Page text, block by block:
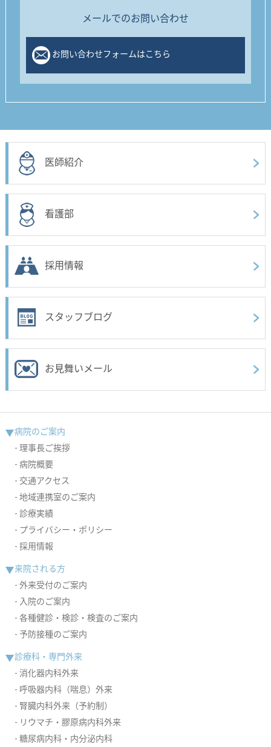
メールでのお問い合わせ
お問い合わせフォームはこちら
医師紹介
看護部
採用情報
スタッフブログ
お見舞いメール
病院のご案内
理事長ご挨拶
病院概要
交通アクセス
地域連携室のご案内
診療実績
プライバシー・ポリシー
採用情報
来院される方
外来受付のご案内
入院のご案内
各種健診・検診・検査のご案内
予防接種のご案内
診療科・専門外来
消化器内科外来
呼吸器内科（喘息）外来
腎臓内科外来（予約制）
リウマチ・膠原病内科外来
糖尿病内科・内分泌内科